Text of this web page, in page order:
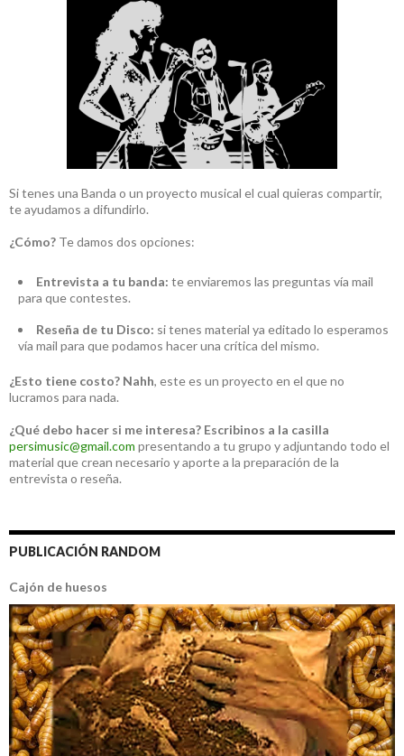
Si tenes una Banda o un proyecto musical el cual quieras compartir,
te ayudamos a difundirlo.
¿Cómo? Te damos dos opciones:
Entrevista a tu banda: te enviaremos las preguntas vía mail
para que contestes.
Reseña de tu Disco: si tenes material ya editado lo esperamos
vía mail para que podamos hacer una crítica del mismo.
¿Esto tiene costo? Nahh, este es un proyecto en el que no
lucramos para nada.
¿Qué debo hacer si me interesa? Escribinos a la casilla
persimusic@gmail.com presentando a tu grupo y adjuntando todo el
material que crean necesario y aporte a la preparación de la
entrevista o reseña.
PUBLICACIÓN RANDOM
Cajón de huesos